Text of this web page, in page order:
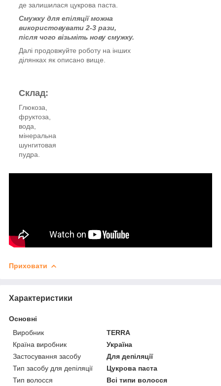
де залишилася цукрова паста.
Смужку для епіляції можна
використовувати 2-3 рази,
після чого візьміть нову смужку.
Далі продовжуйте роботу на інших
ділянках як описано вище.
Склад:
Глюкоза,
фруктоза,
вода,
мінеральна
шунгитовая
пудра.
Приховати
Характеристики
Основні
Виробник
TERRA
Країна виробник
Україна
Застосування засобу
Для депіляції
Тип засобу для депіляції
Цукрова паста
Тип волосся
Всі типи волосся